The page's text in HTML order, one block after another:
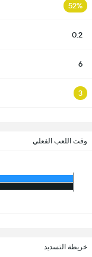
52%
0.2
6
3
وقت اللعب الفعلي
خريطة التسديد